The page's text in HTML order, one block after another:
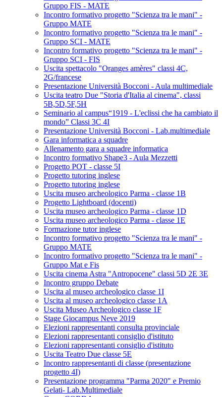
Gruppo FIS - MATE
Incontro formativo progetto "Scienza tra le mani" -
Gruppo MATE
Incontro formativo progetto "Scienza tra le mani" -
Gruppo SCI - MATE
Incontro formativo progetto "Scienza tra le mani" -
Gruppo SCI - FIS
Uscita spettacolo "Oranges amères" classi 4C,
2G/francese
Presentazione Università Bocconi - Aula multimediale
Uscita teatro Due "Storia d'Italia al cinema", classi
5B,5D,5F,5H
Seminario al campus“1919 - L'eclissi che ha cambiato il
mondo” Classi 3C 4I
Presentazione Università Bocconi - Lab.multimediale
Gara informatica a squadre
Allenamento gara a squadre informatica
Incontro formativo Shape3 - Aula Mezzetti
Progetto POT - classe 5I
Progetto tutoring inglese
Progetto tutoring inglese
Uscita museo archeologico Parma - classe 1B
Progetto Lightboard (docenti)
Uscita museo archeologico Parma - classe 1D
Uscita museo archeologico Parma - classe 1E
Formazione tutor inglese
Incontro formativo progetto "Scienza tra le mani" -
Gruppo MATE
Incontro formativo progetto "Scienza tra le mani" -
Gruppo Mat e Fis
Uscita cinema Astra "Antropocene" classi 5D 2E 3E
Incontro gruppo Debate
Uscita al museo archeologico classe 1I
Uscita al museo archeologico classe 1A
Uscita Museo Archeologico classe 1F
Stage Giocampus Neve 2019
Elezioni rappresentanti consulta provinciale
Elezioni rappresentanti consiglio d'istituto
Elezioni rappresentanti consiglio d'istituto
Uscita Teatro Due classe 5E
Incontro rappresentanti di classe (presentazione
progetto 4I)
Presentazione programma "Parma 2020" e Premio
Gelati- Lab.Multimediale